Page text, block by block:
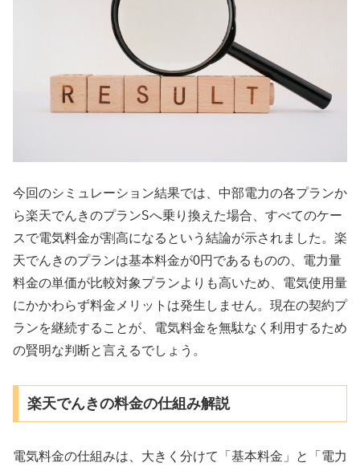
今回のシミュレーション結果では、中部電力の各プランか
ら楽天でんきのプランSへ乗り換えた場合、すべてのケー
スで電気料金が割高になるという結論が示されました。 楽
天でんきのプランは基本料金が0円であるものの、電力量
料金の単価が比較対象プランよりも高いため、電気使用量
にかかわらず料金メリットは発生しません。現在の契約プ
ランを継続することが、電気料金を無駄なく利用するため
の賢明な判断と言えるでしょう。
楽天でんきの料金の仕組み解説
電気料金の仕組みは、大きく分けて「基本料金」と「電力